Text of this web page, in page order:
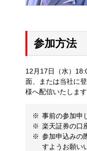
参加方法
12月17日（水）
面、または当社に
様へ配信いたしま
事前の参加申
楽天証券の口
参加申込みの
すようお願い